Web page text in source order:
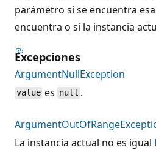
parámetro si se encuentra
encuentra o si la instancia
Excepciones
ArgumentNullException
value es null .
La instancia actual no es igual